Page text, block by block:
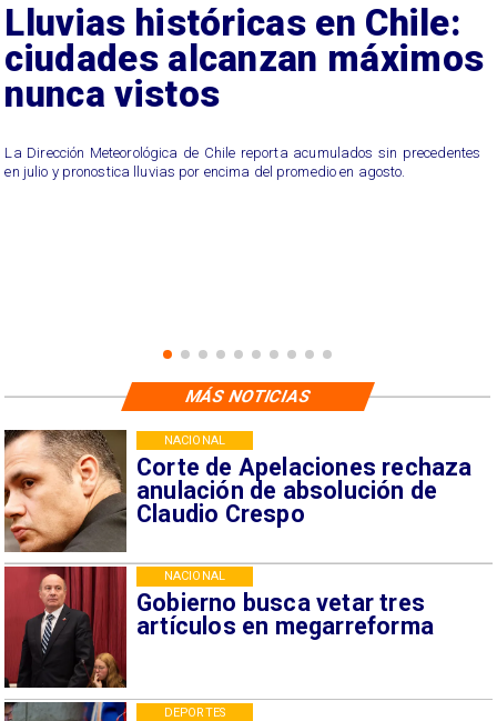
Lluvias históricas en Chile:
ciudades alcanzan máximos
nunca vistos
La Dirección Meteorológica de Chile reporta acumulados sin precedentes
en julio y pronostica lluvias por encima del promedio en agosto.
Corte de Apelaciones rechaza
anulación de absolución de
Claudio Crespo
NACIONAL
Gobierno busca vetar tres
artículos en megarreforma
NACIONAL
DEPORTES
MÁS NOTICIAS